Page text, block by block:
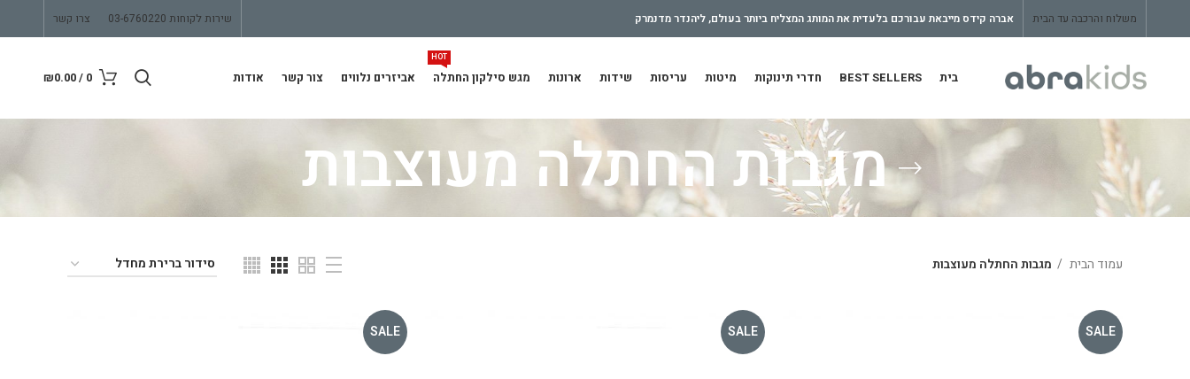
משלוח והרכבה עד הבית אברה קידס מייבאת עבורכם בלעדית את המותג המצליח ביותר בעולם, ליהנדר מדנמרק שירות לקוחות 03-6760220 צרו קשר
בית BEST SELLERS חדרי תינוקות מיטות עריסות שידות ארונות מגש סילקון החתלה
HOT
אביזרים נלווים צור קשר אודות 0
/
₪0.00
מגבות החתלה מעוצבות
עמוד הבית מגבות החתלה מעוצבות
SALE
SALE
SALE